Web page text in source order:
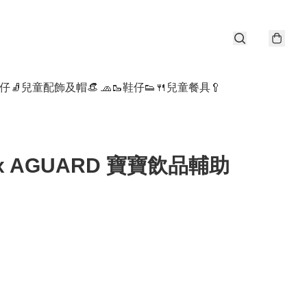
🧦 兒童配飾及帽👒 🧢🥾鞋仔👟 🍴兒童餐具🥄
AGUARD 寶寶飲品輔助